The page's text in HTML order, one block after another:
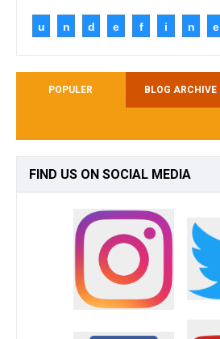
u n d e f i n e
POPULER BLOG ARCHIVE
FIND US ON SOCIAL MEDIA